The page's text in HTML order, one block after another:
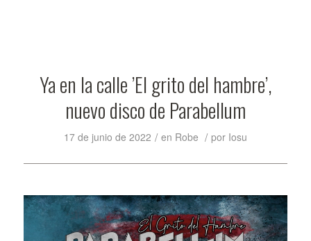
Ya en la calle ’El grito del hambre’,
nuevo disco de Parabellum
17 de junio de 2022 / en Robe / por Iosu